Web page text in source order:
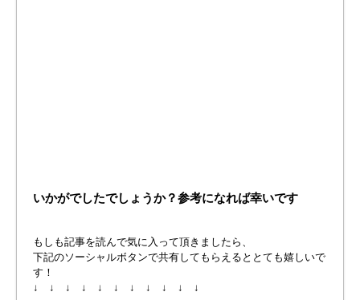
いかがでしたでしょうか？参考になれば幸いです
もしも記事を読んで気に入って頂きましたら、
下記のソーシャルボタンで共有してもらえるととても嬉しいで
す！
↓ ↓ ↓ ↓ ↓ ↓ ↓ ↓ ↓ ↓ ↓